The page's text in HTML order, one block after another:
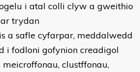
i atal colli clyw a gweithio
trydan
a safle cyfarpar, meddalwedd
i fodloni gofynion creadigol
clustffonau,